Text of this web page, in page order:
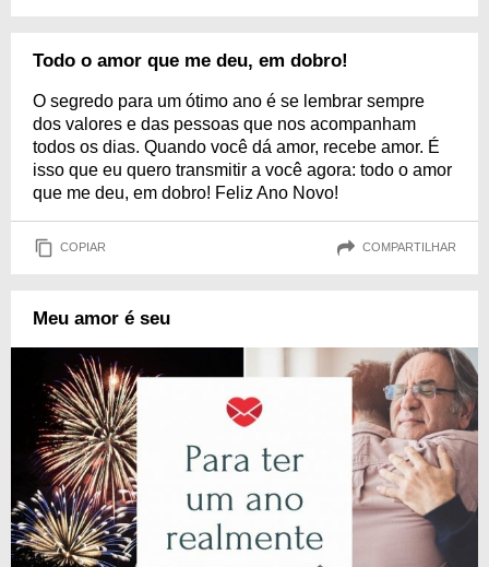
Todo o amor que me deu, em dobro!
O segredo para um ótimo ano é se lembrar sempre
dos valores e das pessoas que nos acompanham
todos os dias. Quando você dá amor, recebe amor. É
isso que eu quero transmitir a você agora: todo o amor
que me deu, em dobro! Feliz Ano Novo!
COPIAR COMPARTILHAR
Meu amor é seu